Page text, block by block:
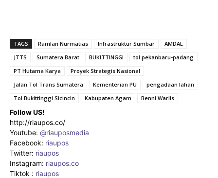
TAGS Ramlan Nurmatias Infrastruktur Sumbar
AMDAL
JTTS
Sumatera Barat BUKITTINGGI
tol pekanbaru-padang
PT Hutama Karya
Proyek Strategis Nasional
Jalan Tol Trans Sumatera
Kementerian PU
pengadaan lahan
Tol Bukittinggi Sicincin
Kabupaten Agam Benni Warlis
Follow US!
http://riaupos.co/
Youtube: @riauposmedia
Facebook: riaupos
Twitter: riaupos
Instagram: riaupos.co
Tiktok : riaupos